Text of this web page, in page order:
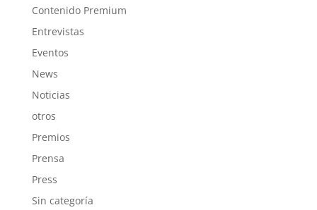
Contenido Premium
Entrevistas
Eventos
News
Noticias
otros
Premios
Prensa
Press
Sin categoría